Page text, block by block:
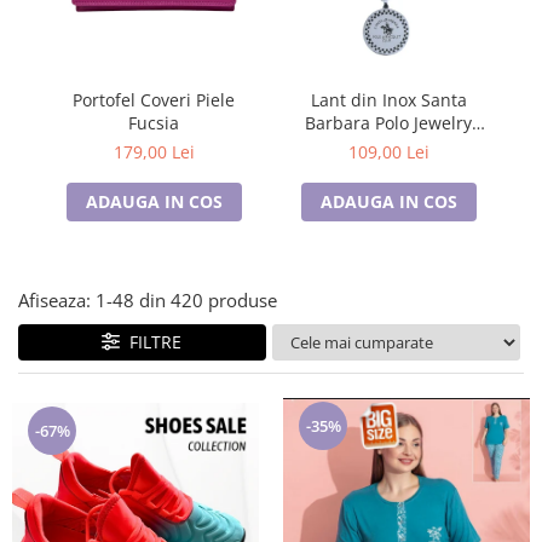
Lenjerii de pat pentru copii
Pijamale de CRACIUN
Pijamale de dama
Halate si capoate
Halate si pijamale Family
Incaltaminte
Seturi elegante femei
Pijamale de copii
Pijamale BIG SIZE femei
Cadouri ocazii speciale
Tricouri de craciun
Portofel Coveri Piele
Fucsia
179,00 Lei
ADAUGA IN COS
Lant din Inox Santa
Barbara Polo Jewelry
Barbati SBJ.15.20005-3
109,00 Lei
ADAUGA IN COS
Afiseaza: 1-48 din 420 produse
FILTRE
-67% -35%